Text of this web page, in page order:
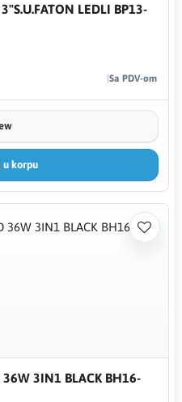
LEDLI BP13-
Sa PDV-om
u korpu
36W 3IN1 BLACK BH16-